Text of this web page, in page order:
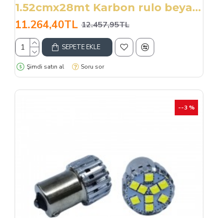
1.52cmx28mt Karbon rulo beyaz 3D hava kanallı/ CAFI558
11.264,40TL 12.457,95TL
SEPETE EKLE
Şimdi satın al Soru sor
--3 %